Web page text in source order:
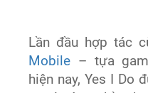
Lần đầu hợp tác
Mobile – tựa
hiện nay, Yes I Do